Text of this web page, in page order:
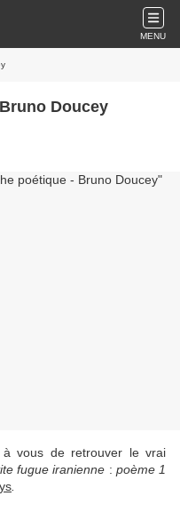
MENU
Doucey
à vous de retrouver le vrai
fugue iranienne : poème 1